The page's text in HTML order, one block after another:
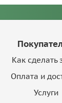
Как сделать
Оплата и
Услуги